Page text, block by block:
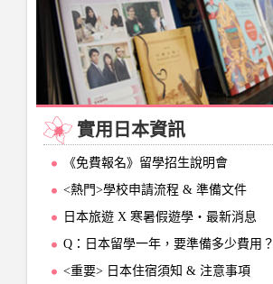
實用日本資訊
《免費報名》留學招生說明會
<熱門>學校申請流程 & 準備文件
日本旅遊 X 寒暑假遊學‧最新消息
Q：日本留學一年，要準備多少費用？
<重要> 日本住宿須知 & 注意事項